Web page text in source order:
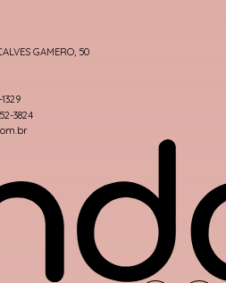
GAMERO, 50
3824